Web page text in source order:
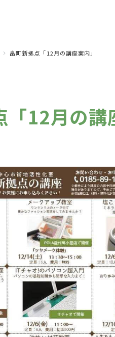
畠町新拠点「12月の講座案内」
12月の講